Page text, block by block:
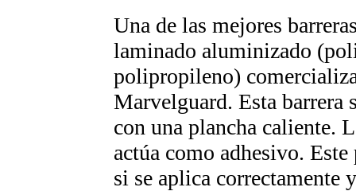
Una de las mejores
laminado aluminizado
polipropileno)
Marvelguard. Esta barrera
con una plancha caliente.
actúa como adhesivo.
si se aplica correctamente